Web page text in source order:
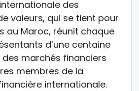
des
valeurs, qui se tient pour
au Maroc, réunit chaque
d’une centaine
marchés financiers
membres de la
internationale.